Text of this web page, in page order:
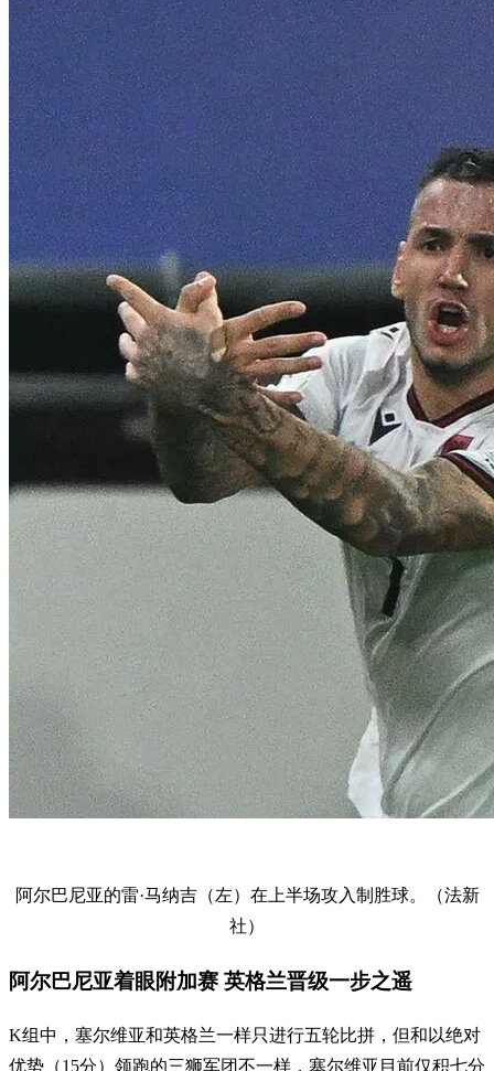
阿尔巴尼亚的雷·马纳吉（左）在上半场攻入制胜球。（法新
社）
阿尔巴尼亚着眼附加赛 英格兰晋级一步之遥
K组中，塞尔维亚和英格兰一样只进行五轮比拼，但和以绝对
优势（15分）领跑的三狮军团不一样，塞尔维亚目前仅积七分